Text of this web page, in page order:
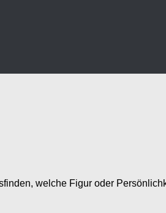
welche Figur oder